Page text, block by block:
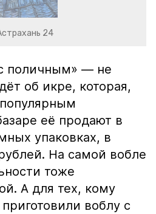
24
поличным» — не
об икре, которая,
популярным
её продают в
упаковках, в
На самой вобле
тоже
А для тех, кому
воблу с